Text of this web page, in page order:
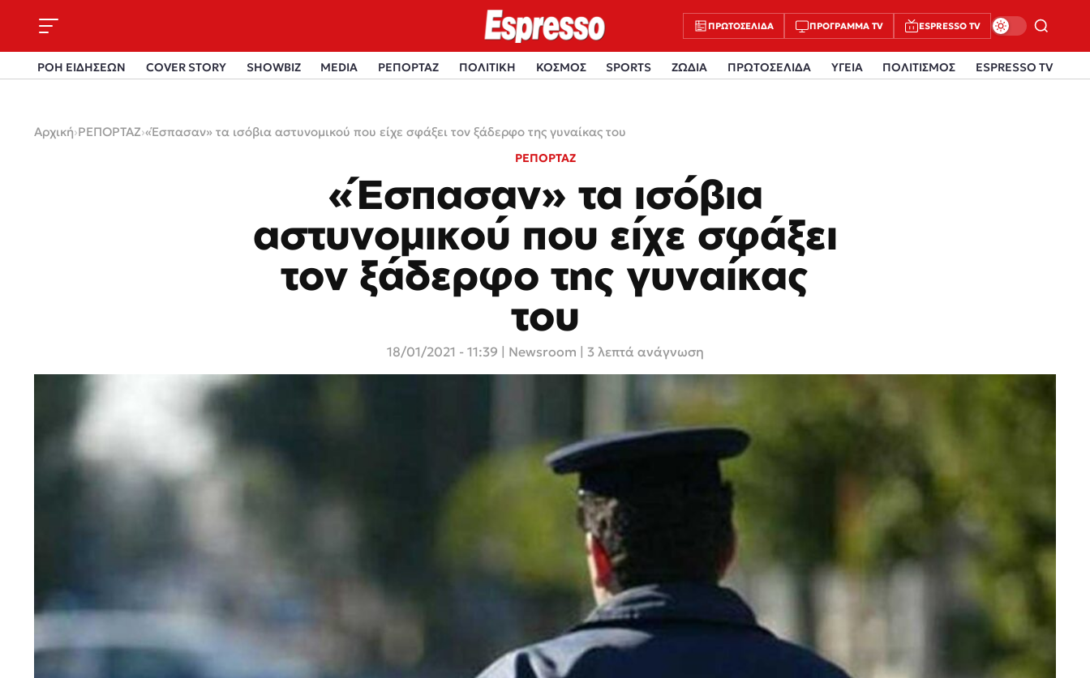
ΠΡΩΤΟΣΈΛΙΔΑ ΠΡΌΓΡΑΜΜΑ TV ESPRESSO TV
ΡΟΗ ΕΙΔΗΣΕΩΝ COVER STORY SHOWBIZ MEDIA ΡΕΠΟΡΤΑΖ ΠΟΛΙΤΙΚΗ ΚΟΣΜΟΣ SPORTS ΖΩΔΙΑ ΠΡΩΤΟΣΕΛΙΔΑ ΥΓΕΙΑ ΠΟΛΙΤΙΣΜΟΣ ESPRESSO TV
Αρχική›ΡΕΠΟΡΤΑΖ›«Έσπασαν» τα ισόβια αστυνομικού που είχε σφάξει τον ξάδερφο της γυναίκας του
ΡΕΠΟΡΤΑΖ
«Έσπασαν» τα ισόβια
αστυνομικού που είχε σφάξει
τον ξάδερφο της γυναίκας
του
18/01/2021 - 11:39 Newsroom | 3 λεπτά ανάγνωση